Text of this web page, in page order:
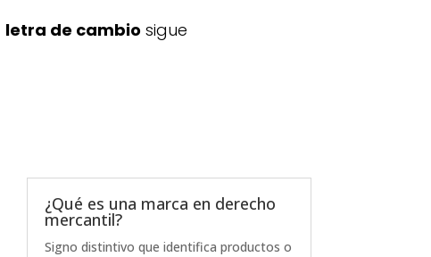
letra de cambio sigue
¿Qué es una marca en derecho
mercantil?
Signo distintivo que identifica productos o